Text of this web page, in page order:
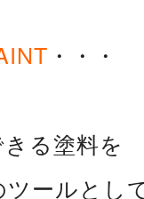
・・・
る塗料を
ールとし